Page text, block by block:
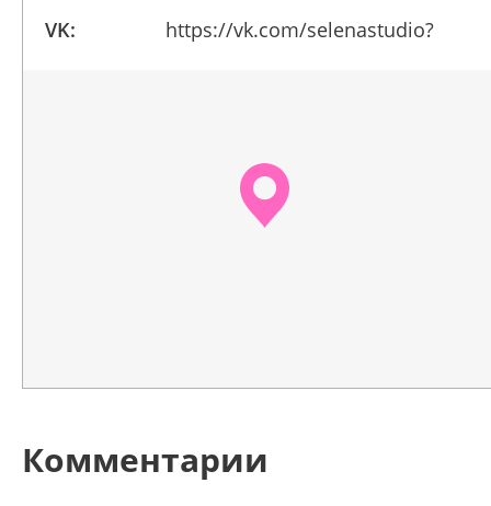
VK:
https://vk.com/selenastudio?
Комментарии